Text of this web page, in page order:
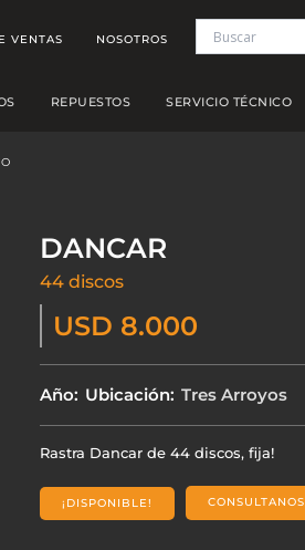
VENTAS NOSOTROS
REPUESTOS SERVICIO TÉCNICO
DANCAR
44 discos
USD 8.000
Año: Ubicación: Tres Arroyos
Rastra Dancar de 44 discos, fija!
¡DISPONIBLE! CONSULTANOS